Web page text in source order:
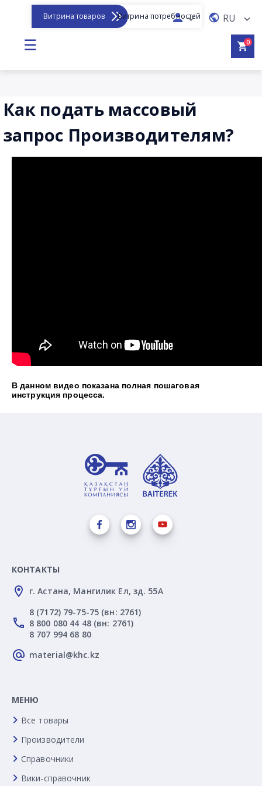
Витрина товаров Витрина потребностей RU
☰ 0
Как подать массовый
запрос Производителям?
В данном видео показана полная пошаговая
инструкция процесса.
КОНТАКТЫ
г. Астана, Мангилик Ел, зд. 55А
8 (7172) 79-75-75 (вн: 2761)
8 800 080 44 48 (вн: 2761)
8 707 994 68 80
material@khc.kz
МЕНЮ
Все товары
Производители
Справочники
Вики-справочник